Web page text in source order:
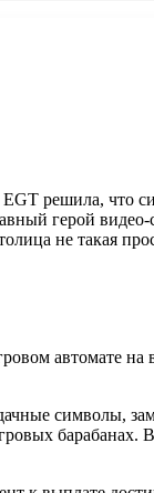
решила, что
герой видео-
не такая
автомате
символы,
барабанах.